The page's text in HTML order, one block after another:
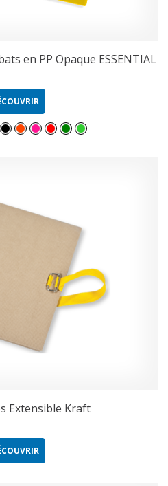
en PP Opaque ESSENTIAL
Extensible Kraft